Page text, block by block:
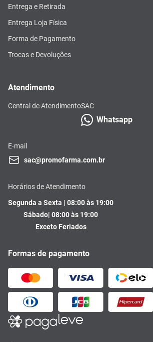
Entrega e Retirada
Entrega Loja Física
Forma de Pagamento
Trocas e Devoluções
Atendimento
Central de AtendimentoSAC
Whatsapp
E-mail
sac@promofarma.com.br
Horários de Atendimento
Segunda a Sexta | 08:00 às 19:00
Sábado| 08:00 às 19:00
Exceto Feriados
Formas de pagamento